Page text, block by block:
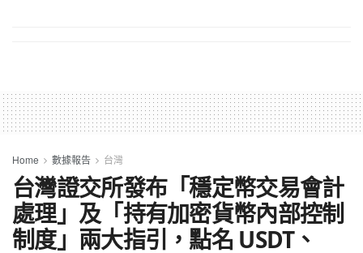
Home 數據報告 台灣
台灣證交所發布「穩定幣交易會計
處理」及「持有加密貨幣內部控制
制度」兩大指引，點名 USDT、